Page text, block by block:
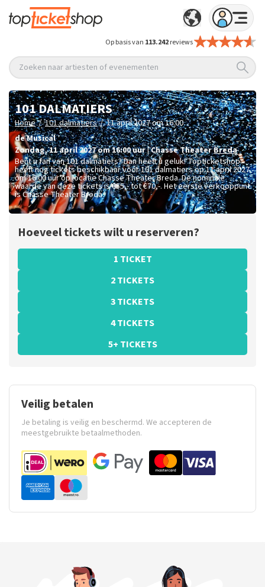
Op basis van 113.242reviews
Zoeken naar artiesten of evenementen
101 DALMATIERS
Home / 101 dalmatiers / 11 april 2027 om 16:00
de Musical
zondag,11 april 2027 om 16:00uur|Chasse TheaterBreda
Bent u fan van 101 dalmatiers? Dan heeft u geluk! Topticketshop
heeft nog tickets beschikbaar voor 101 dalmatiers op 11 april 2027
om 16:00 uur op locatie Chasse Theater Breda. De nominale
waarde van deze tickets is€55,- tot €70,-. Het eerste verkooppunt
is Chasse Theater Breda.
Hoeveel tickets wilt u reserveren?
1 TICKET
2 TICKETS
3 TICKETS
4 TICKETS
5+ TICKETS
Veilig betalen
Je betaling is veilig en beschermd. We accepteren de
meestgebruikte betaalmethoden.